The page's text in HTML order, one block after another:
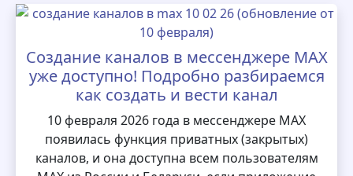
Создание каналов в мессенджере MAX
уже доступно! Подробно разбираемся
как создать и вести канал
10 февраля 2026 года в мессенджере MAX
появилась функция приватных (закрытых)
каналов, и она доступна всем пользователям